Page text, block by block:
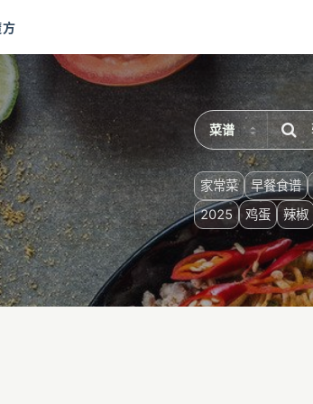
家常菜 早餐食谱
2025
鸡蛋 辣椒